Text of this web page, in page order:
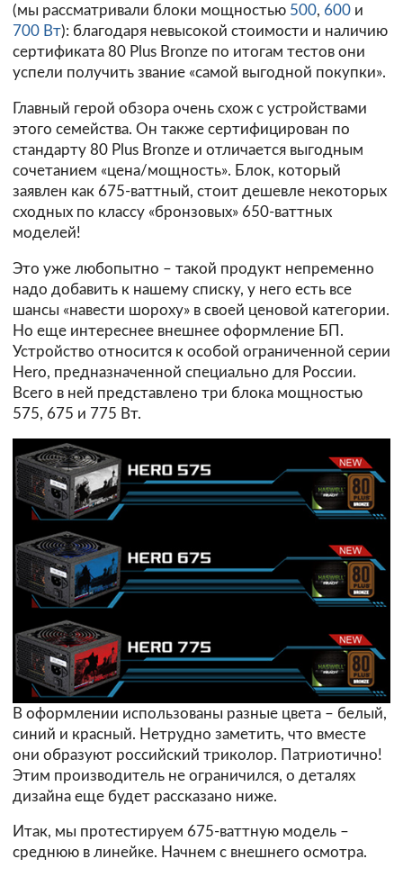
(мы рассматривали блоки мощностью 500, 600 и
700 Вт): благодаря невысокой стоимости и наличию
сертификата 80 Plus Bronze по итогам тестов они
успели получить звание «самой выгодной покупки».
Главный герой обзора очень схож с устройствами
этого семейства. Он также сертифицирован по
стандарту 80 Plus Bronze и отличается выгодным
сочетанием «цена/мощность». Блок, который
заявлен как 675-ваттный, стоит дешевле некоторых
сходных по классу «бронзовых» 650-ваттных
моделей!
Это уже любопытно – такой продукт непременно
надо добавить к нашему списку, у него есть все
шансы «навести шороху» в своей ценовой категории.
Но еще интереснее внешнее оформление БП.
Устройство относится к особой ограниченной серии
Hero, предназначенной специально для России.
Всего в ней представлено три блока мощностью
575, 675 и 775 Вт.
В оформлении использованы разные цвета – белый,
синий и красный. Нетрудно заметить, что вместе
они образуют российский триколор. Патриотично!
Этим производитель не ограничился, о деталях
дизайна еще будет рассказано ниже.
Итак, мы протестируем 675-ваттную модель –
среднюю в линейке. Начнем с внешнего осмотра.